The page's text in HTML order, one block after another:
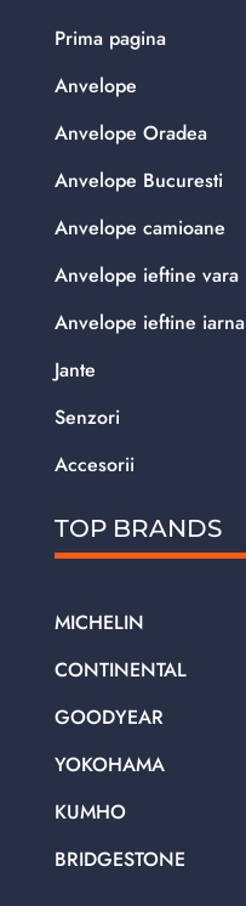
Prima pagina
Anvelope
Anvelope Oradea
Anvelope Bucuresti
Anvelope camioane
Anvelope ieftine vara
Anvelope ieftine iarna
Jante
Senzori
Accesorii
TOP BRANDS
MICHELIN
CONTINENTAL
GOODYEAR
YOKOHAMA
KUMHO
BRIDGESTONE